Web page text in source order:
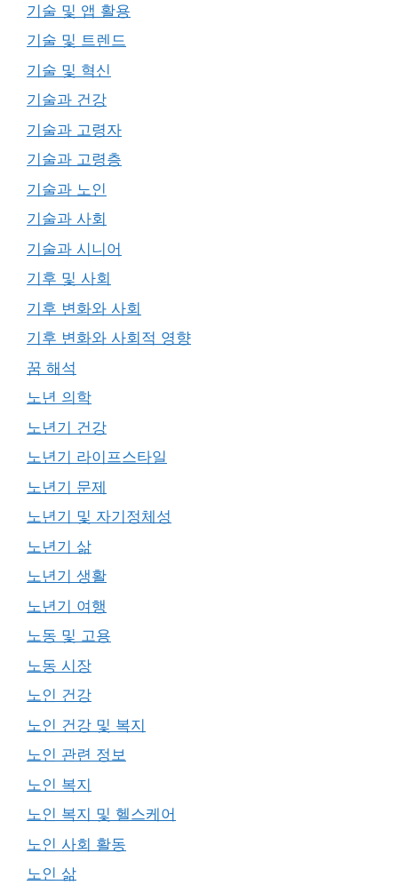
기술 및 앱 활용
기술 및 트렌드
기술 및 혁신
기술과 건강
기술과 고령자
기술과 고령층
기술과 노인
기술과 사회
기술과 시니어
기후 및 사회
기후 변화와 사회
기후 변화와 사회적 영향
꿈 해석
노년 의학
노년기 건강
노년기 라이프스타일
노년기 문제
노년기 및 자기정체성
노년기 삶
노년기 생활
노년기 여행
노동 및 고용
노동 시장
노인 건강
노인 건강 및 복지
노인 관련 정보
노인 복지
노인 복지 및 헬스케어
노인 사회 활동
노인 삶